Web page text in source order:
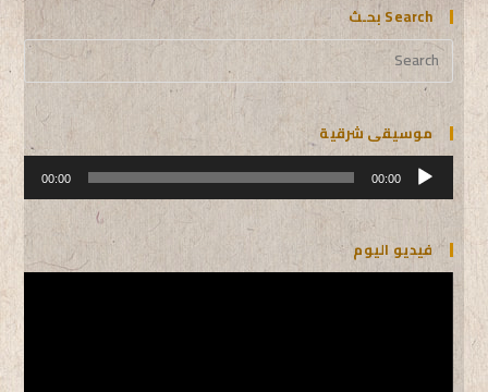
Search بحـث
موسيقى شرقية
مشغل
الصوت 00:00
00:00
فيديو اليوم
مشغل